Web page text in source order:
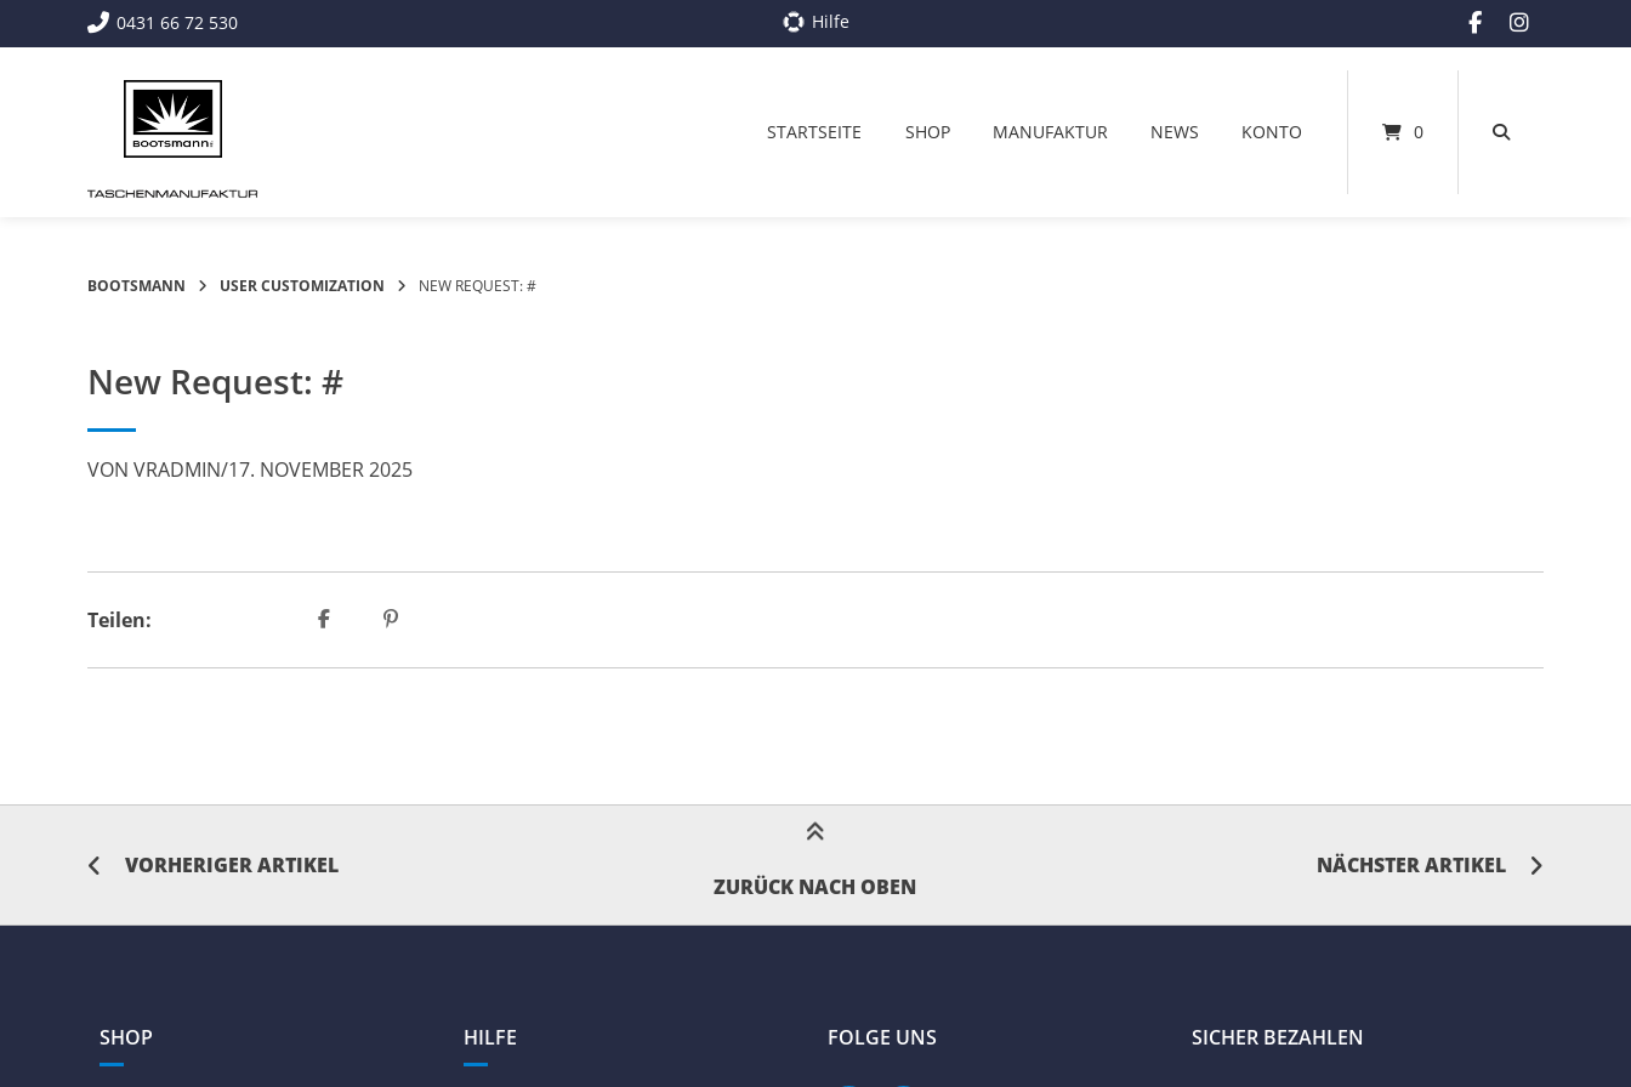
zum
0431 66 72 530 Hilfe
STARTSEITE SHOP MANUFAKTUR NEWS KONTO 0
BOOTSMANN USER CUSTOMIZATION NEW REQUEST: #
New Request: #
VON VRADMIN/17. NOVEMBER 2025
Teilen:
VORHERIGER ARTIKEL
NÄCHSTER ARTIKEL
ZURÜCK NACH OBEN
SHOP HILFE FOLGE UNS SICHER BEZAHLEN